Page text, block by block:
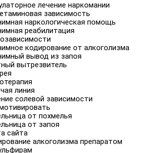
лечение наркомании
зависимость
наркологическая помощь
реабилитация
кодирование от алкоголизма
вывод из запоя
вытрезвитель
линия
солевой зависимости
от похмелья
от запоя
сайта
алкоголизма препаратом